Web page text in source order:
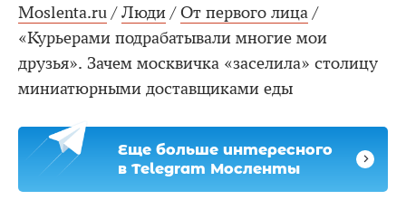
Moslenta.ru / Люди / От первого лица /
«Курьерами подрабатывали многие мои
друзья». Зачем москвичка «заселила» столицу
миниатюрными доставщиками еды
Еще больше интересного
в Telegram Мосленты